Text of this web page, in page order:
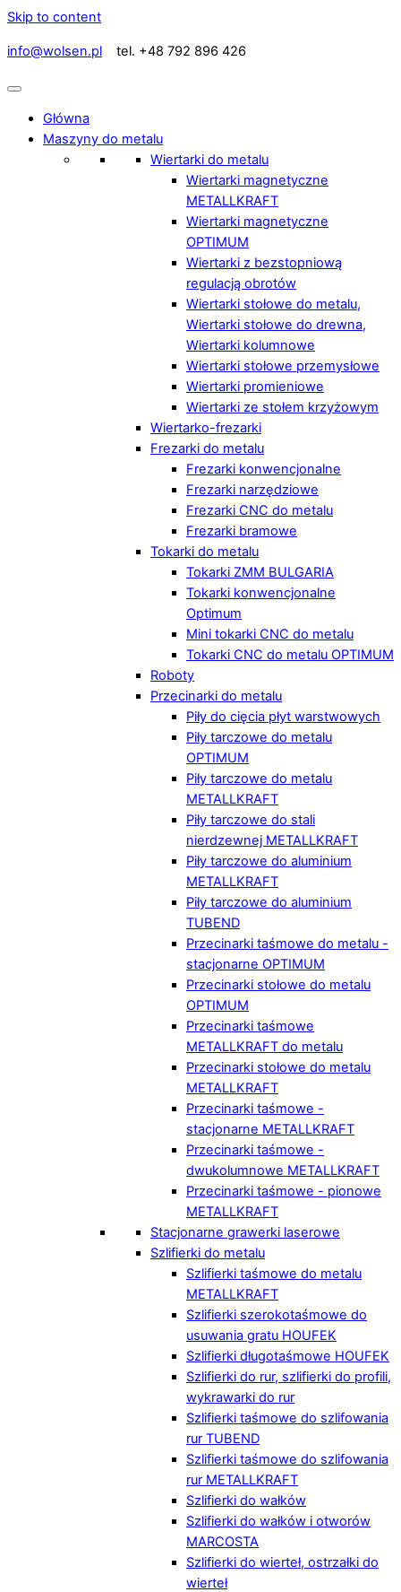
Skip to content
info@wolsen.pl tel. +48 792 896 426
Główna
Maszyny do metalu
Wiertarki do metalu
Wiertarki magnetyczne
METALLKRAFT
Wiertarki magnetyczne
OPTIMUM
Wiertarki z bezstopniową
regulacją obrotów
Wiertarki stołowe do metalu,
Wiertarki stołowe do drewna,
Wiertarki kolumnowe
Wiertarki stołowe przemysłowe
Wiertarki promieniowe
Wiertarki ze stołem krzyżowym
Wiertarko-frezarki
Frezarki do metalu
Frezarki konwencjonalne
Frezarki narzędziowe
Frezarki CNC do metalu
Frezarki bramowe
Tokarki do metalu
Tokarki ZMM BULGARIA
Tokarki konwencjonalne
Optimum
Mini tokarki CNC do metalu
Tokarki CNC do metalu OPTIMUM
Roboty
Przecinarki do metalu
Piły do cięcia płyt warstwowych
Piły tarczowe do metalu
OPTIMUM
Piły tarczowe do metalu
METALLKRAFT
Piły tarczowe do stali
nierdzewnej METALLKRAFT
Piły tarczowe do aluminium
METALLKRAFT
Piły tarczowe do aluminium
TUBEND
Przecinarki taśmowe do metalu -
stacjonarne OPTIMUM
Przecinarki stołowe do metalu
OPTIMUM
Przecinarki taśmowe
METALLKRAFT do metalu
Przecinarki stołowe do metalu
METALLKRAFT
Przecinarki taśmowe -
stacjonarne METALLKRAFT
Przecinarki taśmowe -
dwukolumnowe METALLKRAFT
Przecinarki taśmowe - pionowe
METALLKRAFT
Stacjonarne grawerki laserowe
Szlifierki do metalu
Szlifierki taśmowe do metalu
METALLKRAFT
Szlifierki szerokotaśmowe do
usuwania gratu HOUFEK
Szlifierki długotaśmowe HOUFEK
Szlifierki do rur, szlifierki do profili,
wykrawarki do rur
Szlifierki taśmowe do szlifowania
rur TUBEND
Szlifierki taśmowe do szlifowania
rur METALLKRAFT
Szlifierki do wałków
Szlifierki do wałków i otworów
MARCOSTA
Szlifierki do wierteł, ostrzałki do
wierteł